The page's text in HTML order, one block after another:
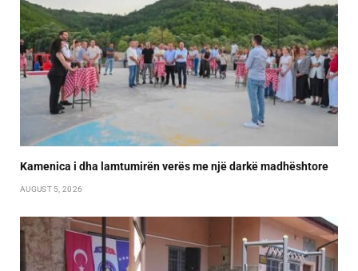
Kamenica i dha lamtumirën verës me një darkë madhështore
AUGUST 5, 2026